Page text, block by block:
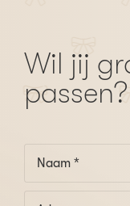
Wil jij
passen?